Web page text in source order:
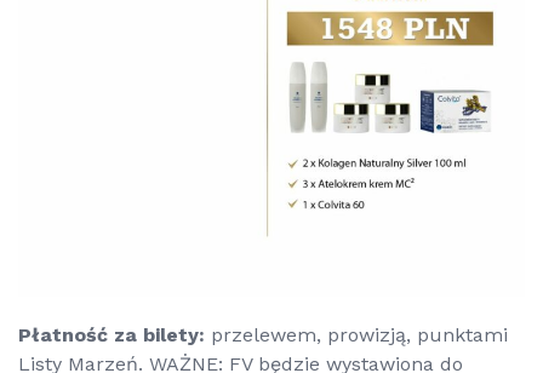
Płatność za bilety: przelewem, prowizją, punktami
Listy Marzeń. WAŻNE: FV będzie wystawiona do